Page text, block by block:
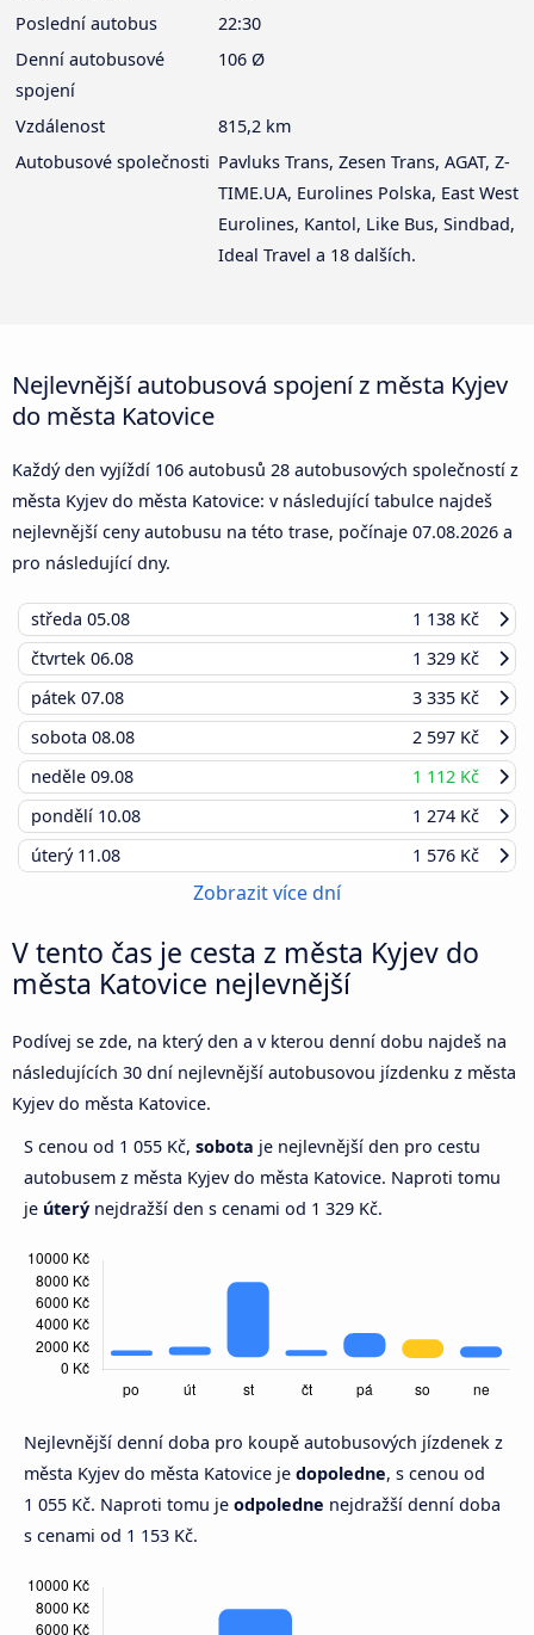
Poslední autobus
22:30
Denní autobusové
spojení
106 Ø
Vzdálenost
815,2 km
Autobusové společnosti Pavluks Trans, Zesen Trans, AGAT, Z-
TIME.UA, Eurolines Polska, East West
Eurolines, Kantol, Like Bus, Sindbad,
Ideal Travel a 18 dalších.
Nejlevnější autobusová spojení z města Kyjev
do města Katovice
Každý den vyjíždí 106 autobusů 28 autobusových společností z
města Kyjev do města Katovice: v následující tabulce najdeš
nejlevnější ceny autobusu na této trase, počínaje 07.08.2026 a
pro následující dny.
středa 05.08
1 138 Kč
čtvrtek 06.08
1 329 Kč
pátek 07.08
3 335 Kč
sobota 08.08
2 597 Kč
neděle 09.08
1 112 Kč
pondělí 10.08
1 274 Kč
úterý 11.08 1 576 Kč
Zobrazit více dní
V tento čas je cesta z města Kyjev do
města Katovice nejlevnější
Podívej se zde, na který den a v kterou denní dobu najdeš na
následujících 30 dní nejlevnější autobusovou jízdenku z města
Kyjev do města Katovice.
S cenou od 1 055 Kč, sobota je nejlevnější den pro cestu
autobusem z města Kyjev do města Katovice. Naproti tomu
je úterý nejdražší den s cenami od 1 329 Kč.
Nejlevnější denní doba pro koupě autobusových jízdenek z
města Kyjev do města Katovice je dopoledne, s cenou od
1 055 Kč. Naproti tomu je odpoledne nejdražší denní doba
s cenami od 1 153 Kč.